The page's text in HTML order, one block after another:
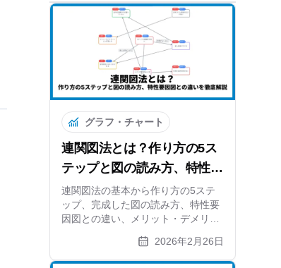
グラフ・チャート
連関図法とは？作り方の5ス
テップと図の読み方、特性要
因図との違いを徹底解説
連関図法の基本から作り方の5ステ
ップ、完成した図の読み方、特性要
因図との違い、メリット・デメリッ
トまで解説。矢印分析で根本原因を
特定する方法と無料ツールも紹介し
ます。
2026年2月26日